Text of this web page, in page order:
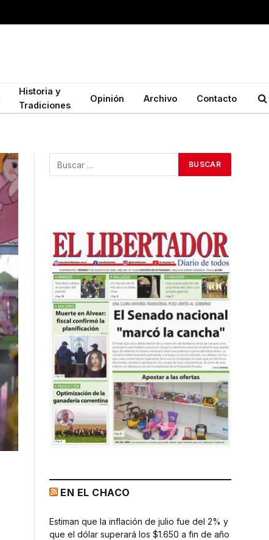
Historia y
Tradiciones
Opinión Archivo Contacto
EN EL CHACO
Estiman que la inflación de julio fue del 2% y
que el dólar superará los $1.650 a fin de año